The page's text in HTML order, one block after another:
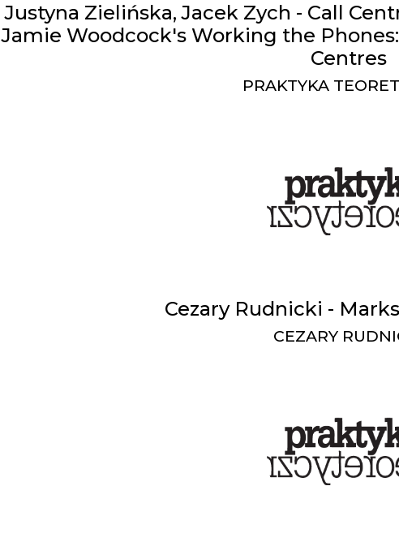
Justyna Zielińska, Jacek Zych - Call
Jamie Woodcock's Working the
Centres
PRAKTYKA
Cezary Rudnicki -
CEZARY